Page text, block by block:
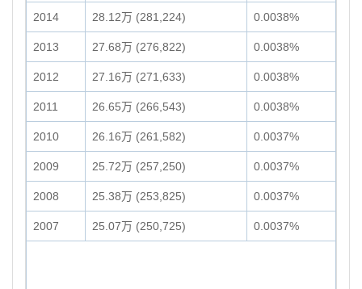
2014 28.12万 (281,224) 0.0038%
2013 27.68万 (276,822) 0.0038%
2012 27.16万 (271,633) 0.0038%
2011 26.65万 (266,543) 0.0038%
2010 26.16万 (261,582) 0.0037%
2009 25.72万 (257,250) 0.0037%
2008 25.38万 (253,825) 0.0037%
2007 25.07万 (250,725) 0.0037%